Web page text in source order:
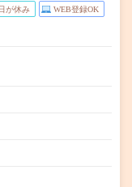
が休み WEB登録OK